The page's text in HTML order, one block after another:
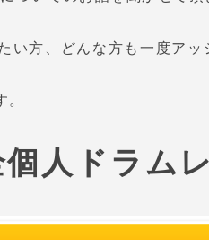
方、どんな方も一度アッ
人ドラム